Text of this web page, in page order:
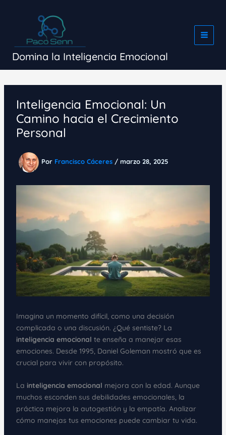
Domina la Inteligencia Emocional
Inteligencia Emocional: Un
Camino hacia el Crecimiento
Personal
Por Francisco Cáceres / marzo 28, 2025
Imagina un momento difícil, como una decisión
complicada o una discusión. ¿Qué sentiste? La
inteligencia emocional te enseña a manejar esas
emociones. Desde 1995, Daniel Goleman mostró que es
crucial para vivir con propósito.
La inteligencia emocional mejora con la edad. Aunque
muchos esconden sus debilidades emocionales, la
práctica mejora la autogestión y la empatía. Analizar
cómo manejas tus emociones puede cambiar tu vida.